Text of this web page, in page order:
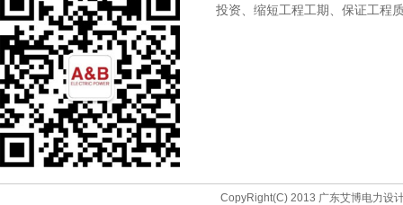
投资、缩短工程工期、保证工程
CopyRight(C) 2013 广东艾博电力设